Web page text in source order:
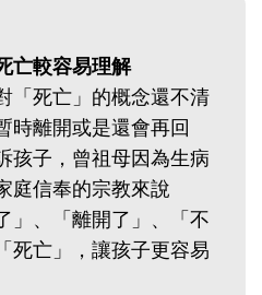
亡較容易理解
「死亡」的概念還不清
時離開或是還會再回
孩子，曾祖母因為生病
庭信奉的宗教來說
」、「離開了」、「不
死亡」，讓孩子更容易